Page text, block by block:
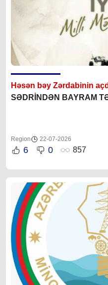
Həsən bəy Zərdabinin
SƏDRİNDƏN BAYRAM
Region 22-07-2026
6 0 857